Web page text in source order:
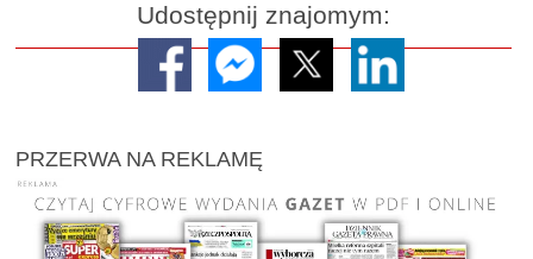
Udostępnij znajomym:
PRZERWA NA REKLAMĘ